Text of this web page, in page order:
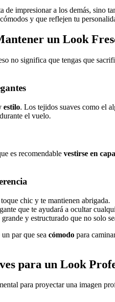
de impresionar a los demás, sino
y que reflejen tu
un Look
no significa que tengas que
estilo. Los tejidos suaves como el
el vuelo.
es recomendable vestirse en
chic y te mantienen abrigada.
que te ayudará a ocultar
y estructurado que no solo
par que sea cómodo para
para un Look
para proyectar una imagen